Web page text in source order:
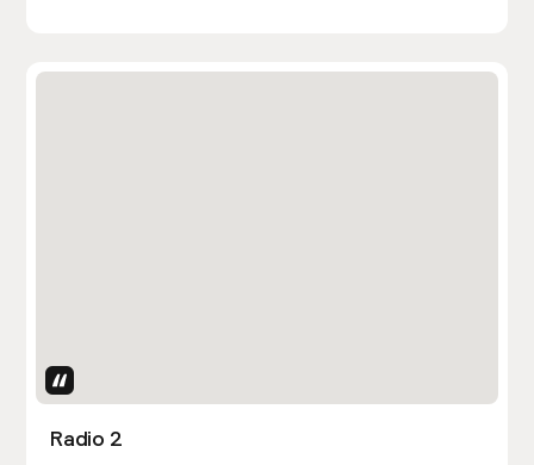
Radio 2